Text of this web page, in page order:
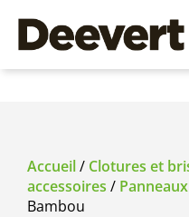
Accueil/ Clotures et
accessoires /
Bambou